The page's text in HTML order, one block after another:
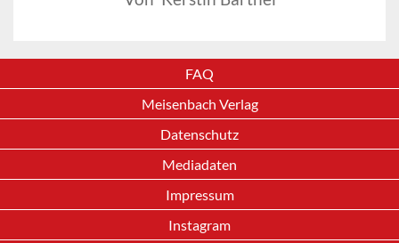
FAQ
Meisenbach Verlag
Datenschutz
Mediadaten
Impressum
Instagram